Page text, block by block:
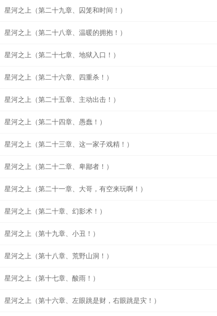
星河之上（第二十九章、囚笼和时间！）
星河之上（第二十八章、温暖的拥抱！）
星河之上（第二十七章、地狱入口！）
星河之上（第二十六章、四重杀！）
星河之上（第二十五章、主动出击！）
星河之上（第二十四章、愚蠢！）
星河之上（第二十三章、这一家子戏精！）
星河之上（第二十二章、卑鄙者！）
星河之上（第二十一章、大哥，有空来玩啊！）
星河之上（第二十章、幻影术！）
星河之上（第十九章、小丑！）
星河之上（第十八章、荒野山洞！）
星河之上（第十七章、酸雨！）
星河之上（第十六章、左眼跳是财，右眼跳是灾！）